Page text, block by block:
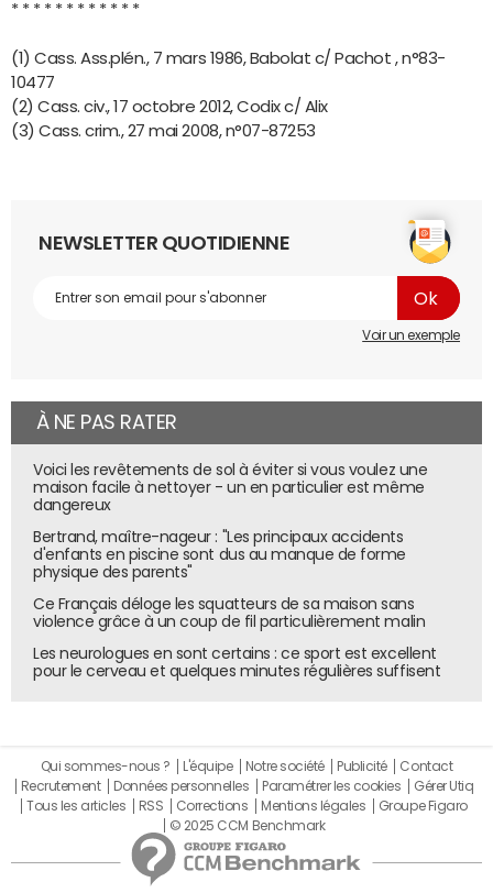
* * * * * * * * * * * *
(1) Cass. Ass.plén., 7 mars 1986, Babolat c/ Pachot , n°83-
10477
(2) Cass. civ., 17 octobre 2012, Codix c/ Alix
(3) Cass. crim., 27 mai 2008, n°07-87253
NEWSLETTER QUOTIDIENNE
Voir un exemple
À NE PAS RATER
Voici les revêtements de sol à éviter si vous voulez une
maison facile à nettoyer - un en particulier est même
dangereux
Bertrand, maître-nageur : "Les principaux accidents
d'enfants en piscine sont dus au manque de forme
physique des parents"
Ce Français déloge les squatteurs de sa maison sans
violence grâce à un coup de fil particulièrement malin
Les neurologues en sont certains : ce sport est excellent
pour le cerveau et quelques minutes régulières suffisent
Qui sommes-nous ? L'équipe Notre société Publicité
Contact
Recrutement
Données personnelles Paramétrer les cookies
Gérer Utiq
Tous les articles
RSS Corrections Mentions légales
Groupe Figaro
© 2025 CCM Benchmark